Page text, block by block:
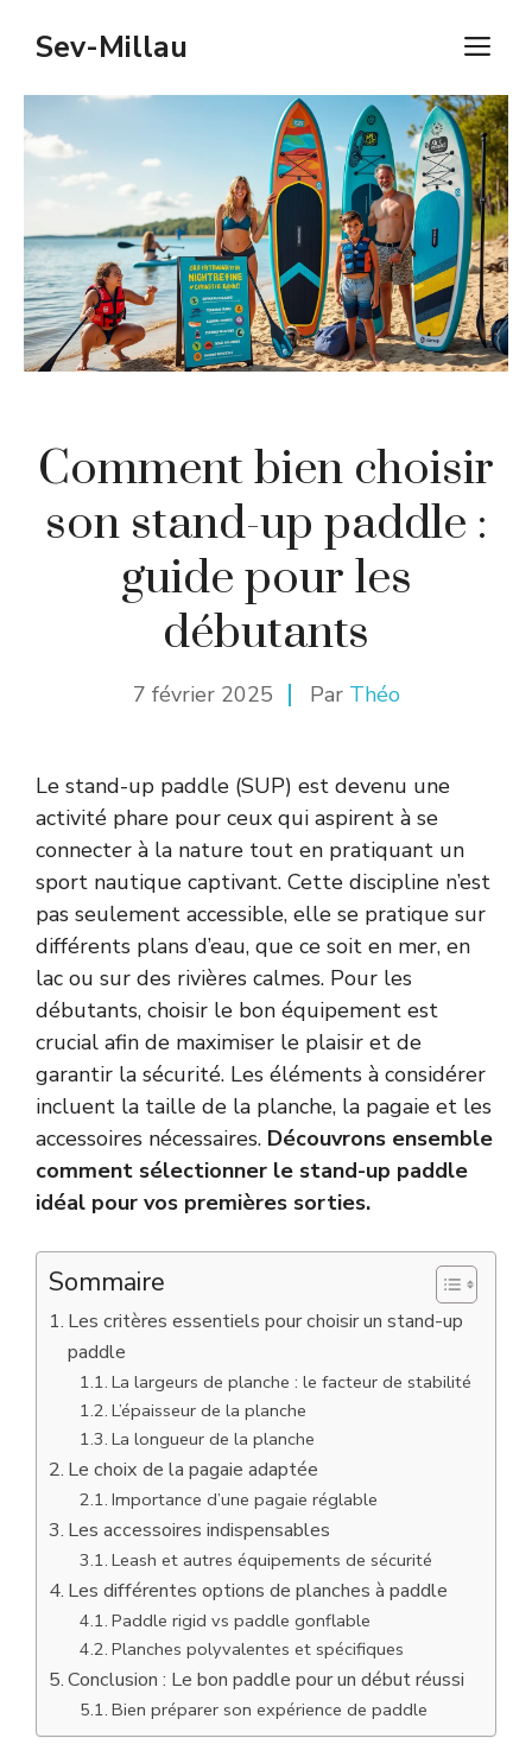
Sev-Millau
Comment bien choisir
son stand-up paddle :
guide pour les
débutants
7 février 2025 Par Théo
Le stand-up paddle (SUP) est devenu une
activité phare pour ceux qui aspirent à se
connecter à la nature tout en pratiquant un
sport nautique captivant. Cette discipline n’est
pas seulement accessible, elle se pratique sur
différents plans d’eau, que ce soit en mer, en
lac ou sur des rivières calmes. Pour les
débutants, choisir le bon équipement est
crucial afin de maximiser le plaisir et de
garantir la sécurité. Les éléments à considérer
incluent la taille de la planche, la pagaie et les
accessoires nécessaires. Découvrons ensemble
comment sélectionner le stand-up paddle
idéal pour vos premières sorties.
Sommaire
Les critères essentiels pour choisir un stand-up
paddle
La largeurs de planche : le facteur de stabilité
L’épaisseur de la planche
La longueur de la planche
Le choix de la pagaie adaptée
Importance d’une pagaie réglable
Les accessoires indispensables
Leash et autres équipements de sécurité
Les différentes options de planches à paddle
Paddle rigid vs paddle gonflable
Planches polyvalentes et spécifiques
Conclusion : Le bon paddle pour un début réussi
Bien préparer son expérience de paddle